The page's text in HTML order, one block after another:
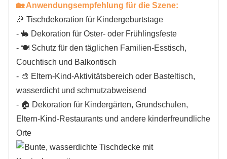
🏡 Anwendungsempfehlung für die Szene:
🎉 Tischdekoration für Kindergeburtstage
- 🐇 Dekoration für Oster- oder Frühlingsfeste
- 🍽 Schutz für den täglichen Familien-Esstisch,
Couchtisch und Balkontisch
- 🎨 Eltern-Kind-Aktivitätsbereich oder Basteltisch,
wasserdicht und schmutzabweisend
- 🏠 Dekoration für Kindergärten, Grundschulen,
Eltern-Kind-Restaurants und andere kinderfreundliche
Orte